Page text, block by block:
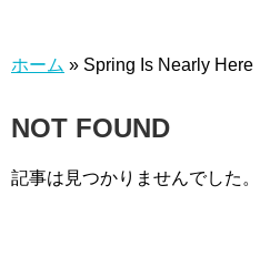
ホーム » Spring Is Nearly Here
NOT FOUND
記事は見つかりませんでした。